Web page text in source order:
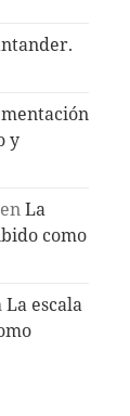
y
enLa
como
La escala